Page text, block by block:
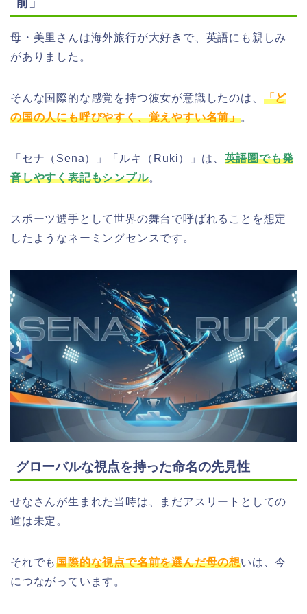
母・美里さんは海外旅行が大好きで、英語にも親しみ
がありました。
そんな国際的な感覚を持つ彼女が意識したのは、 「ど
の国の人にも呼びやすく、覚えやすい名前」。
「セナ（Sena）」「ルキ（Ruki）」は、 英語圏でも発
音しやすく表記もシンプル。
スポーツ選手として世界の舞台で呼ばれることを想定
したようなネーミングセンスです。
グローバルな視点を持った命名の先見性
せなさんが生まれた当時は、まだアスリートとしての
道は未定。
それでも国際的な視点で名前を選んだ母の想いは、今
につながっています。